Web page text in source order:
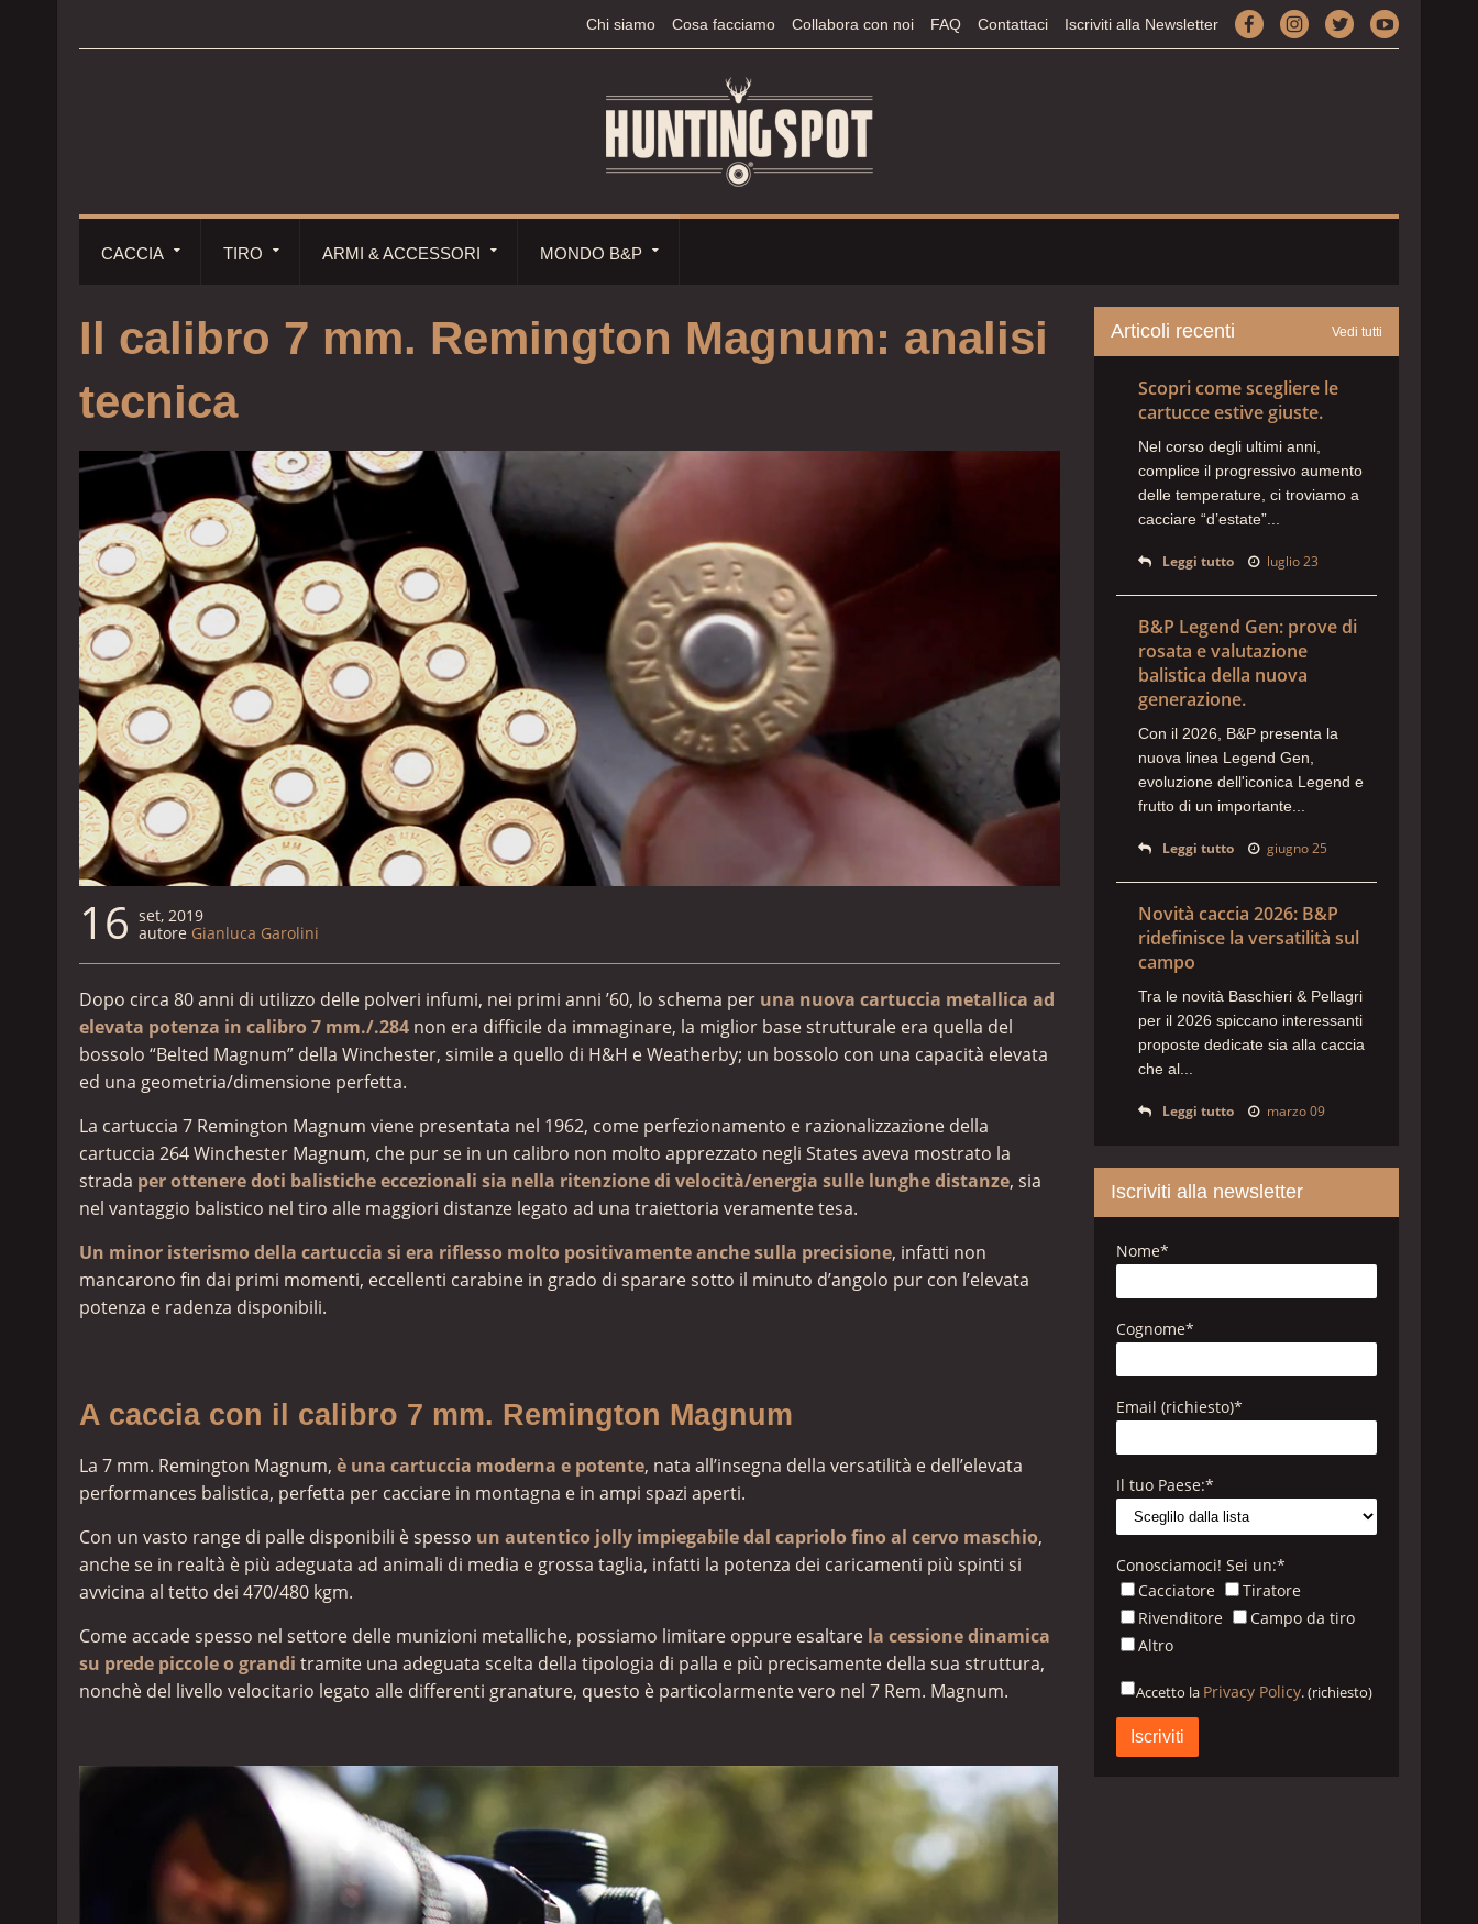
Chi siamo Cosa facciamo Collabora con noi FAQ Contattaci Iscriviti alla Newsletter facebookinstagram
twitter youtube
CACCIA TIRO ARMI & ACCESSORI MONDO B&P
Il calibro 7 mm. Remington Magnum: analisi
tecnica
16 set, 2019
autore Gianluca Garolini
Dopo circa 80 anni di utilizzo delle polveri infumi, nei primi anni ’60, lo schema per una nuova cartuccia metallica ad
elevata potenza in calibro 7 mm./.284 non era difficile da immaginare, la miglior base strutturale era quella del
bossolo “Belted Magnum” della Winchester, simile a quello di H&H e Weatherby; un bossolo con una capacità elevata
ed una geometria/dimensione perfetta.
La cartuccia 7 Remington Magnum viene presentata nel 1962, come perfezionamento e razionalizzazione della
cartuccia 264 Winchester Magnum, che pur se in un calibro non molto apprezzato negli States aveva mostrato la
strada per ottenere doti balistiche eccezionali sia nella ritenzione di velocità/energia sulle lunghe distanze, sia
nel vantaggio balistico nel tiro alle maggiori distanze legato ad una traiettoria veramente tesa.
Un minor isterismo della cartuccia si era riflesso molto positivamente anche sulla precisione, infatti non
mancarono fin dai primi momenti, eccellenti carabine in grado di sparare sotto il minuto d’angolo pur con l’elevata
potenza e radenza disponibili.
A caccia con il calibro 7 mm. Remington Magnum
La 7 mm. Remington Magnum, è una cartuccia moderna e potente, nata all’insegna della versatilità e dell’elevata
performances balistica, perfetta per cacciare in montagna e in ampi spazi aperti.
Con un vasto range di palle disponibili è spesso un autentico jolly impiegabile dal capriolo fino al cervo maschio,
anche se in realtà è più adeguata ad animali di media e grossa taglia, infatti la potenza dei caricamenti più spinti si
avvicina al tetto dei 470/480 kgm.
Come accade spesso nel settore delle munizioni metalliche, possiamo limitare oppure esaltare la cessione dinamica
su prede piccole o grandi tramite una adeguata scelta della tipologia di palla e più precisamente della sua struttura,
nonchè del livello velocitario legato alle differenti granature, questo è particolarmente vero nel 7 Rem. Magnum.
Articoli recenti Vedi tutti
Scopri come scegliere le
cartucce estive giuste.
Nel corso degli ultimi anni,
complice il progressivo aumento
delle temperature, ci troviamo a
cacciare “d’estate”...
Leggi tutto luglio 23
B&P Legend Gen: prove di
rosata e valutazione
balistica della nuova
generazione.
Con il 2026, B&P presenta la
nuova linea Legend Gen,
evoluzione dell'iconica Legend e
frutto di un importante...
Leggi tutto giugno 25
Novità caccia 2026: B&P
ridefinisce la versatilità sul
campo
Tra le novità Baschieri & Pellagri
per il 2026 spiccano interessanti
proposte dedicate sia alla caccia
che al...
Leggi tutto marzo 09
Iscriviti alla newsletter
Nome*
Cognome*
Email (richiesto)*
Il tuo Paese:*
Conosciamoci! Sei un:*
Cacciatore
Tiratore
Rivenditore
Campo da tiro
Altro
Accetto la Privacy Policy. (richiesto)
Privacy
Policy
B&P*